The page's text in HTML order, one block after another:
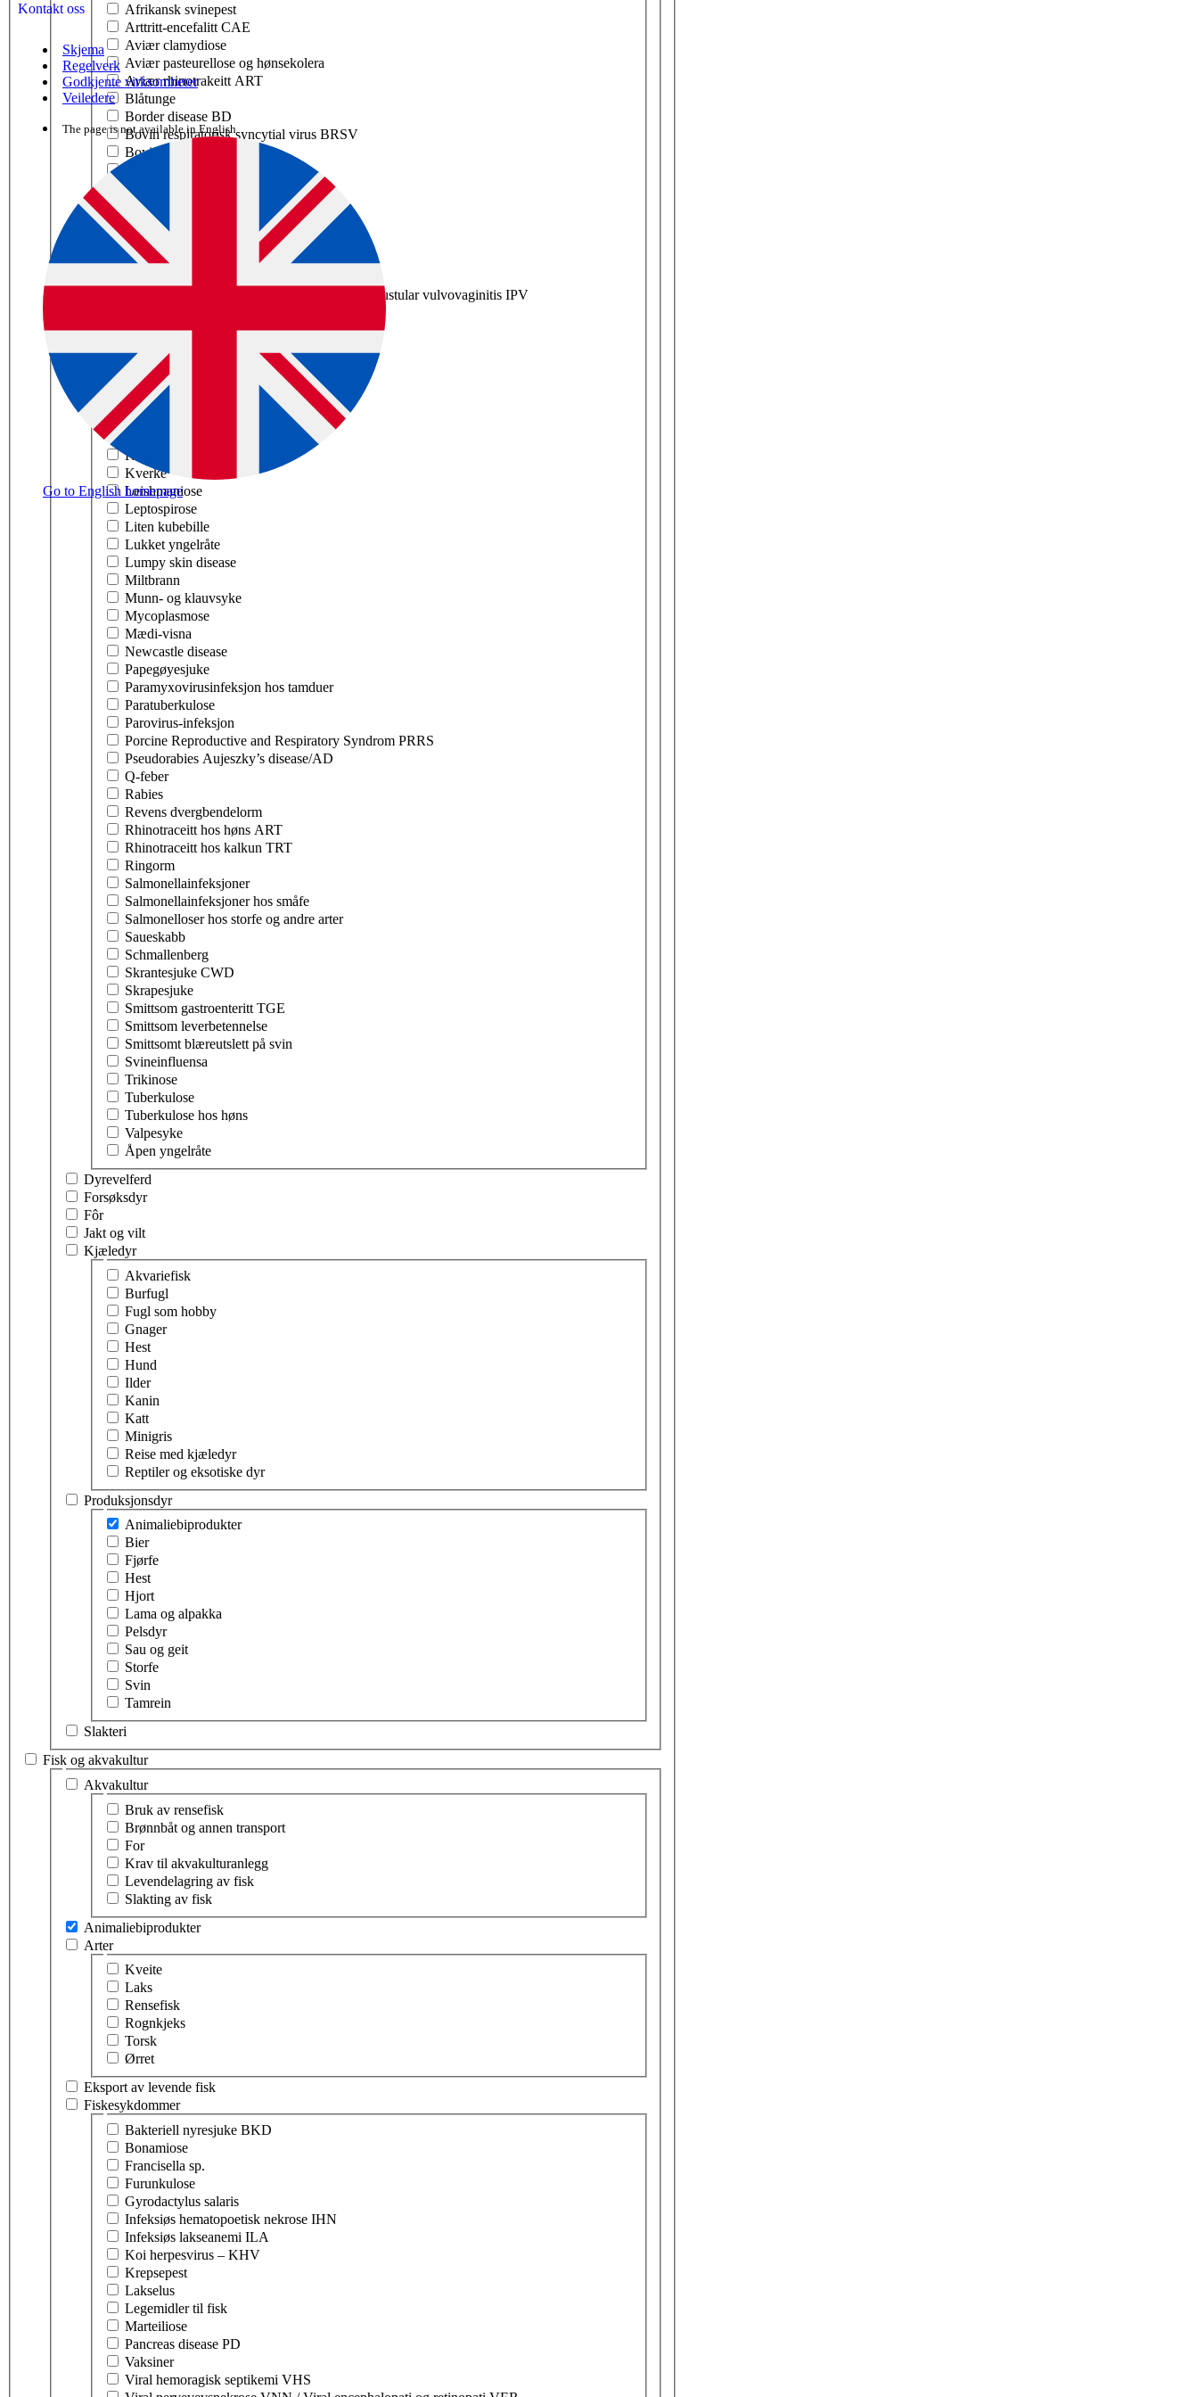
Kontakt oss
Skjema
Regelverk
Godkjente virksomheter
Veiledere
The page is not available in English.
Go to English homepage
Afrikansk svinepest
Arttritt-encefalitt CAE
Aviær clamydiose
Aviær pasteurellose og hønsekolera
Aviær rhinotrakeitt ART
Blåtunge
Border disease BD
Bovin respiratorisk syncytial virus BRSV
Bovin virusdiare BVD
Enzootisk bovin leukose EBL
Fotråte
Fugleinfluensa
Harepest tularemi
Herpesvirus EHV-1 hos hest
Infeksiøs bovin rhinotrakeitt IBR / infeksiøs pustular vulvovaginitis IPV
Infeksiøs laryngotrakeitt ILT
Katteinfluensa
Kennelhoste
Klassisk svinepest
Koronavirus hos hest
Kugalskap BSE
Kverke
Leishmaniose
Leptospirose
Liten kubebille
Lukket yngelråte
Lumpy skin disease
Miltbrann
Munn- og klauvsyke
Mycoplasmose
Mædi-visna
Newcastle disease
Papegøyesjuke
Paramyxovirusinfeksjon hos tamduer
Paratuberkulose
Parovirus-infeksjon
Porcine Reproductive and Respiratory Syndrom PRRS
Pseudorabies Aujeszky’s disease/AD
Q-feber
Rabies
Revens dvergbendelorm
Rhinotraceitt hos høns ART
Rhinotraceitt hos kalkun TRT
Ringorm
Salmonellainfeksjoner
Salmonellainfeksjoner hos småfe
Salmonelloser hos storfe og andre arter
Saueskabb
Schmallenberg
Skrantesjuke CWD
Skrapesjuke
Smittsom gastroenteritt TGE
Smittsom leverbetennelse
Smittsomt blæreutslett på svin
Svineinfluensa
Trikinose
Tuberkulose
Tuberkulose hos høns
Valpesyke
Åpen yngelråte
Dyrevelferd
Forsøksdyr
Fôr
Jakt og vilt
Kjæledyr
Velg tema innen kjæledyr
Akvariefisk
Burfugl
Fugl som hobby
Gnager
Hest
Hund
Ilder
Kanin
Katt
Minigris
Reise med kjæledyr
Reptiler og eksotiske dyr
Produksjonsdyr
Velg tema innen produksjonsdyr
Animaliebiprodukter
Bier
Fjørfe
Hest
Hjort
Lama og alpakka
Pelsdyr
Sau og geit
Storfe
Svin
Tamrein
Slakteri
Fisk og akvakultur
Velg tema innen fisk og akvakultur
Akvakultur
Velg tema innen akvakultur
Bruk av rensefisk
Brønnbåt og annen transport
For
Krav til akvakulturanlegg
Levendelagring av fisk
Slakting av fisk
Animaliebiprodukter
Arter
Velg tema innen arter
Kveite
Laks
Rensefisk
Rognkjeks
Torsk
Ørret
Eksport av levende fisk
Fiskesykdommer
Velg tema innen fiskesykdommer
Bakteriell nyresjuke BKD
Bonamiose
Francisella sp.
Furunkulose
Gyrodactylus salaris
Infeksiøs hematopoetisk nekrose IHN
Infeksiøs lakseanemi ILA
Koi herpesvirus – KHV
Krepsepest
Lakselus
Legemidler til fisk
Marteiliose
Pancreas disease PD
Vaksiner
Viral hemoragisk septikemi VHS